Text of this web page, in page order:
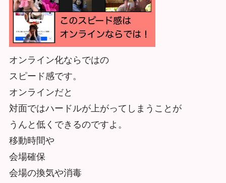
オンライン化ならではの
スピード感です。
オンラインだと
対面ではハードルが上がってしまうことが
うんと低くできるのですよ。
移動時間や
会場確保
会場の換気や消毒